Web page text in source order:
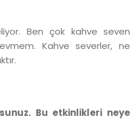
Ben çok kahve seven
Kahve severler, ne
Bu etkinlikleri neye